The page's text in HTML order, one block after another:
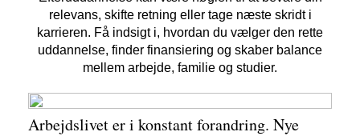
relevans, skifte retning eller tage næste skridt i
karrieren. Få indsigt i, hvordan du vælger den rette
uddannelse, finder finansiering og skaber balance
mellem arbejde, familie og studier.
Arbejdslivet er i konstant forandring. Nye